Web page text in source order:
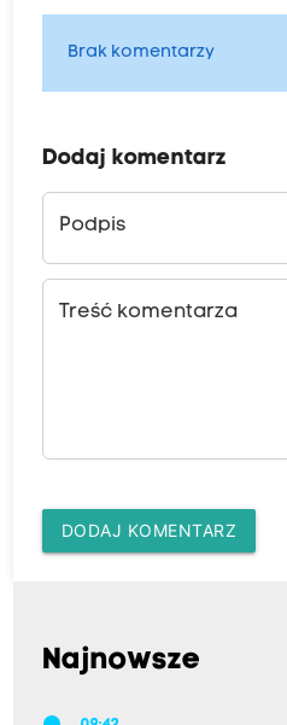
Brak komentarzy
Dodaj komentarz
Podpis
Treść komentarza
DODAJ KOMENTARZ
Najnowsze